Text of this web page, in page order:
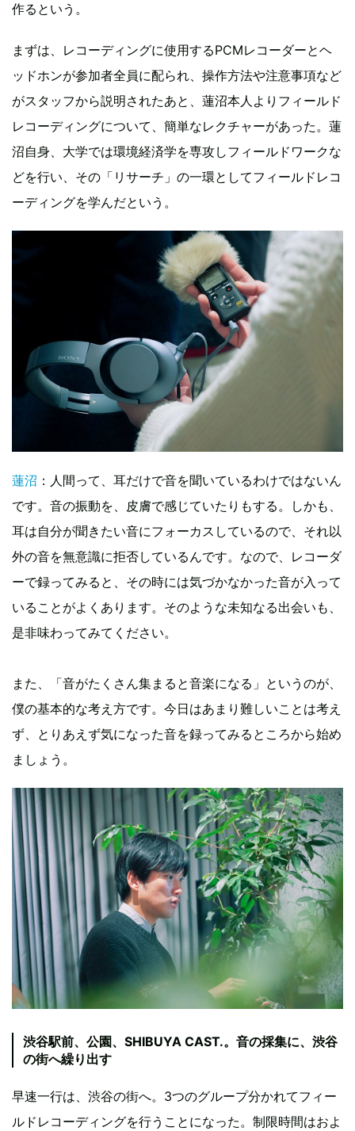
作るという。
まずは、レコーディングに使用するPCMレコーダーとヘ
ッドホンが参加者全員に配られ、操作方法や注意事項など
がスタッフから説明されたあと、蓮沼本人よりフィールド
レコーディングについて、簡単なレクチャーがあった。蓮
沼自身、大学では環境経済学を専攻しフィールドワークな
どを行い、その「リサーチ」の一環としてフィールドレコ
ーディングを学んだという。
蓮沼 ：人間って、耳だけで音を聞いているわけではないん
です。音の振動を、皮膚で感じていたりもする。しかも、
耳は自分が聞きたい音にフォーカスしているので、それ以
外の音を無意識に拒否しているんです。なので、レコーダ
ーで録ってみると、その時には気づかなかった音が入って
いることがよくあります。そのような未知なる出会いも、
是非味わってみてください。
また、「音がたくさん集まると音楽になる」というのが、
僕の基本的な考え方です。今日はあまり難しいことは考え
ず、とりあえず気になった音を録ってみるところから始め
ましょう。
渋谷駅前、公園、SHIBUYA CAST.。音の採集に、渋谷
の街へ繰り出す
早速一行は、渋谷の街へ。3つのグループ分かれてフィー
ルドレコーディングを行うことになった。制限時間はおよ